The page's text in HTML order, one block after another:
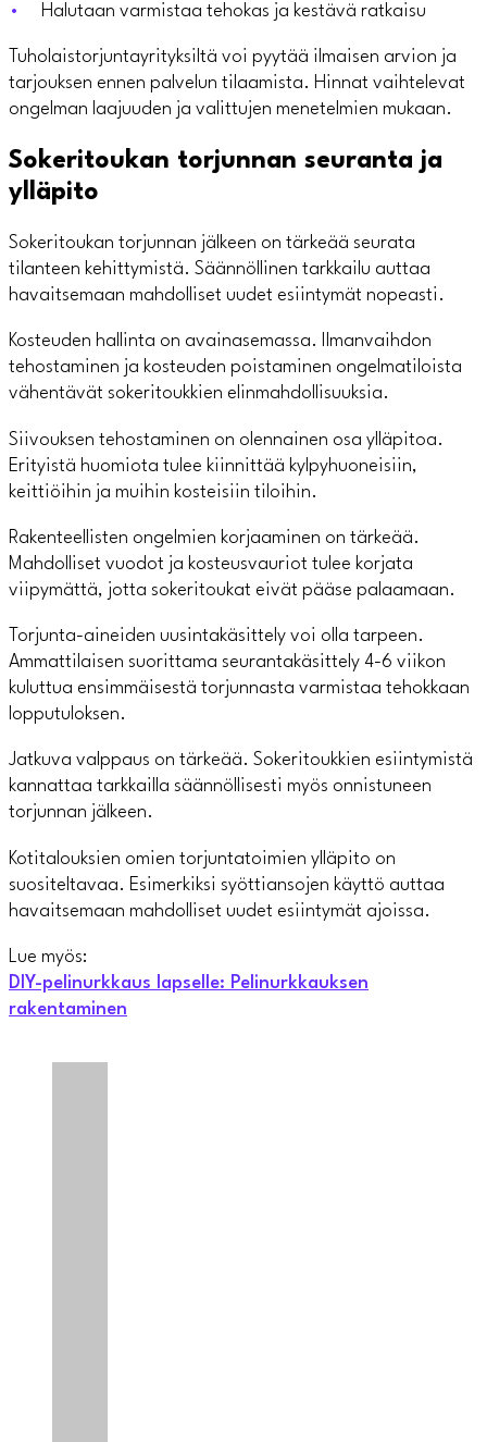
Halutaan varmistaa tehokas ja kestävä ratkaisu
Tuholaistorjuntayrityksiltä voi pyytää ilmaisen arvion ja
tarjouksen ennen palvelun tilaamista. Hinnat vaihtelevat
ongelman laajuuden ja valittujen menetelmien mukaan.
Sokeritoukan torjunnan seuranta ja
ylläpito
Sokeritoukan torjunnan jälkeen on tärkeää seurata
tilanteen kehittymistä. Säännöllinen tarkkailu auttaa
havaitsemaan mahdolliset uudet esiintymät nopeasti.
Kosteuden hallinta on avainasemassa. Ilmanvaihdon
tehostaminen ja kosteuden poistaminen ongelmatiloista
vähentävät sokeritoukkien elinmahdollisuuksia.
Siivouksen tehostaminen on olennainen osa ylläpitoa.
Erityistä huomiota tulee kiinnittää kylpyhuoneisiin,
keittiöihin ja muihin kosteisiin tiloihin.
Rakenteellisten ongelmien korjaaminen on tärkeää.
Mahdolliset vuodot ja kosteusvauriot tulee korjata
viipymättä, jotta sokeritoukat eivät pääse palaamaan.
Torjunta-aineiden uusintakäsittely voi olla tarpeen.
Ammattilaisen suorittama seurantakäsittely 4-6 viikon
kuluttua ensimmäisestä torjunnasta varmistaa tehokkaan
lopputuloksen.
Jatkuva valppaus on tärkeää. Sokeritoukkien esiintymistä
kannattaa tarkkailla säännöllisesti myös onnistuneen
torjunnan jälkeen.
Kotitalouksien omien torjuntatoimien ylläpito on
suositeltavaa. Esimerkiksi syöttiansojen käyttö auttaa
havaitsemaan mahdolliset uudet esiintymät ajoissa.
Lue myös:
DIY-pelinurkkaus lapselle: Pelinurkkauksen
rakentaminen